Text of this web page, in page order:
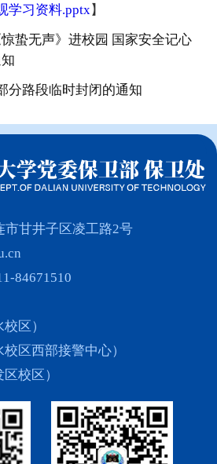
学习资料.pptx】
惊蛰无声》进校园 国家安全记心
分路段临时封闭的通知
市甘井子区凌工路2号
84671510
区）
区西部接警中心）
校区）